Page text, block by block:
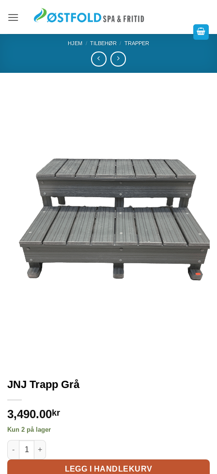
HJEM / TILBEHØR / TRAPPER
JNJ Trapp Grå
3,490.00kr
Kun 2 på lager
LEGG I HANDLEKURV